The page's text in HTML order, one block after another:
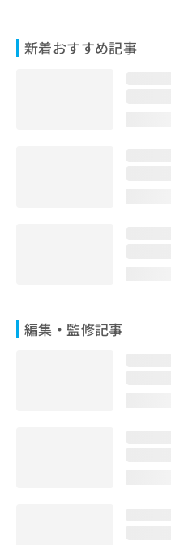
新着おすすめ記事
編集・監修記事
い
合